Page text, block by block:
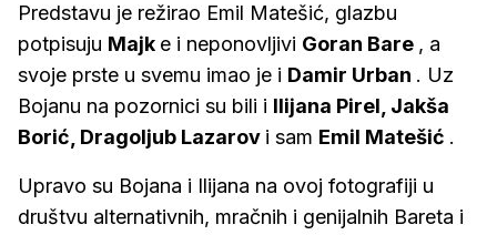
Predstavu je režirao Emil Matešić, glazbu
potpisuju Majk e i neponovljivi Goran Bare , a
svoje prste u svemu imao je i Damir Urban . Uz
Bojanu na pozornici su bili i Ilijana Pirel, Jakša
Borić, Dragoljub Lazarov i sam Emil Matešić .
Upravo su Bojana i Ilijana na ovoj fotografiji u
društvu alternativnih, mračnih i genijalnih Bareta i